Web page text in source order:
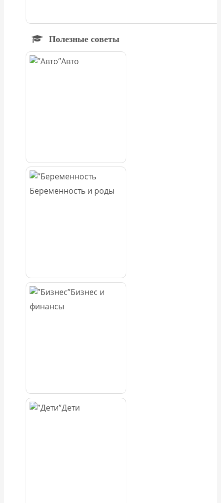
Полезные советы
Авто
Беременность и роды
Бизнес и
финансы
Дети